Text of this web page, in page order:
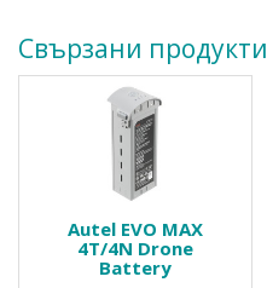
Свързани продукти
Autel EVO MAX
4T/4N Drone
Battery